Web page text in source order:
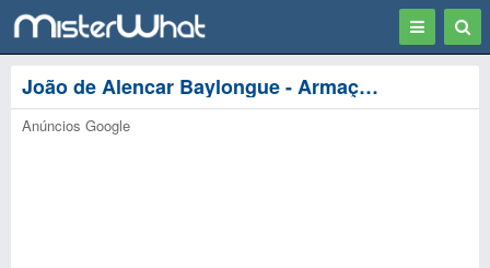
Toggle
João de Alencar Baylongue - Armação dos Búzios
Anúncios Google